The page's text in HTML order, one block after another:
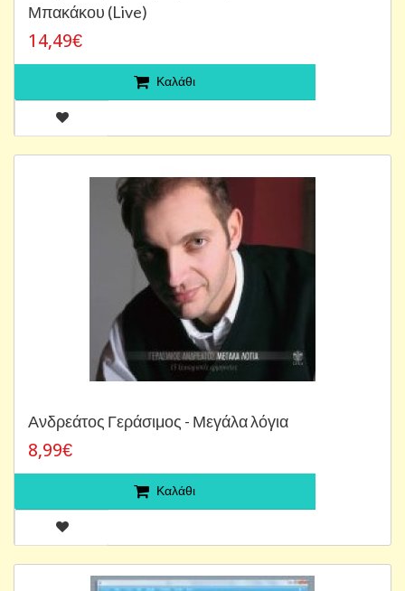
Μπακάκου (Live)
14,49€
Καλάθι
Ανδρεάτος Γεράσιμος - Μεγάλα λόγια
8,99€
Καλάθι